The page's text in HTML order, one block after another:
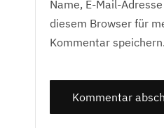
Name, E-Mail-
diesem Browser für
Kommentar speichern.